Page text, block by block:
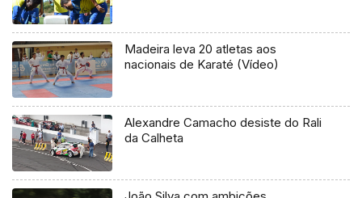
Madeira leva 20 atletas aos
nacionais de Karaté (Vídeo)
Alexandre Camacho desiste do Rali
da Calheta